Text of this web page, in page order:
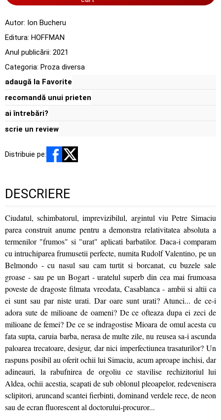
Autor: Ion Bucheru
Editura: HOFFMAN
Anul publicării: 2021
Categoria: Proza diversa
adaugă la Favorite
recomandă unui prieten
ai întrebări?
scrie un review
Distribuie pe:
DESCRIERE
Ciudatul, schimbatorul, imprevizibilul, argintul viu Petre Simaciu
parea construit anume pentru a demonstra relativitatea absoluta a
termenilor "frumos" si "urat" aplicati barbatilor. Daca-i comparam
cu intruchiparea frumusetii perfecte, numita Rudolf Valentino, pe un
Belmondo - cu nasul sau cam turtit si borcanat, cu buzele sale
groase - sau pe un Bogart - uratelul superb din cea mai frumoasa
poveste de dragoste filmata vreodata, Casablanca - ambii si altii ca
ei sunt sau par niste urati. Dar oare sunt urati? Atunci... de ce-i
adora sute de milioane de oameni? De ce ofteaza dupa ei zeci de
milioane de femei? De ce se indragostise Mioara de omul acesta cu
fata supta, caruia barba, nerasa de multe zile, nu reusea sa-i ascunda
paloarea trecatoare, desigur, dar nici imperfectiunea trasaturilor? Un
raspuns posibil au oferit ochii lui Simaciu, acum aproape inchisi, dar
adineauri, la rabufnirea de orgoliu ce stavilise rechizitoriul lui
Aldea, ochii acestia, scapati de sub oblonul pleoapelor, redevenisera
sclipitori, aruncand scantei fierbinti, dominand verdele rece, de neon
sau de ecran fluorescent al doctorului-procuror...